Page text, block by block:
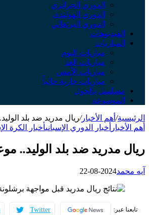
الدوري الجزائري
الدوري الهولندي
الدوري البرتغالي
الفيديوهات
المباريات
مباريات اليوم
مباريات الغد
مباريات الأمس
مباريات جارية حالياً
مسلسل بالجول
الموسوعة
الرئيسية/ أهم الأخبار/ريال مدريد ضد بلد
أهم الأخبار أخبار الدوري الإسبانيأخبار الكرة
ريال مدريد ضد بلد الوليد..
آيه محمد2024-08-22
تابعنا عبر: Twitter